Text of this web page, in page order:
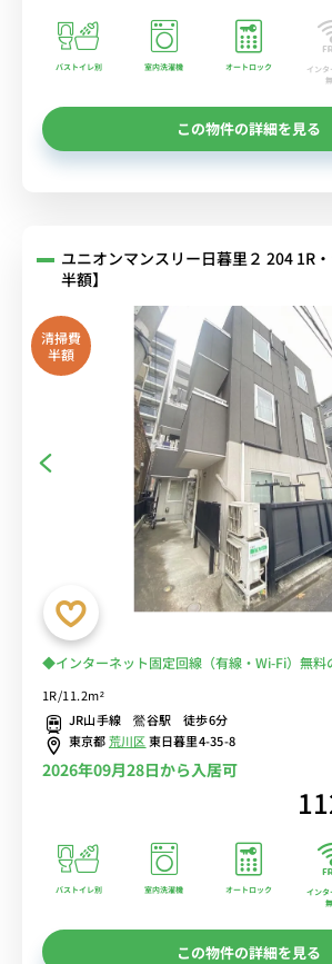
バストイレ別 室内洗濯機 オートロック
インタ
この物件の詳細を見る
ユニオンマンスリー日暮里２ 204 1R
半額】
清掃費
半額
◆インターネット固定回線（有線・Wi-Fi）無
可♪安心のオートロック完備♪人気のバストイ
本線の利用が可能/東京・秋葉原・新宿まで乗換
1R/11.2m²
JR山手線 鶯谷駅 徒歩6分
東京都荒川区東日暮里4-35-8
2026年09月28日から入居可
バストイレ別 室内洗濯機 オートロック
インタ
この物件の詳細を見る